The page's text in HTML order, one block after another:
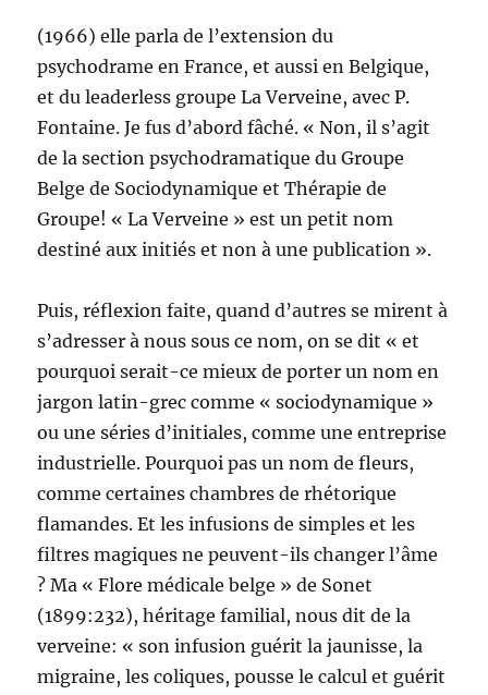
(1966) elle parla de l’extension du
psychodrame en France, et aussi en Belgique,
et du leaderless groupe La Verveine, avec P.
Fontaine. Je fus d’abord fâché. « Non, il s’agit
de la section psychodramatique du Groupe
Belge de Sociodynamique et Thérapie de
Groupe! « La Verveine » est un petit nom
destiné aux initiés et non à une publication ».
Puis, réflexion faite, quand d’autres se mirent à
s’adresser à nous sous ce nom, on se dit « et
pourquoi serait-ce mieux de porter un nom en
jargon latin-grec comme « sociodynamique »
ou une séries d’initiales, comme une entreprise
industrielle. Pourquoi pas un nom de fleurs,
comme certaines chambres de rhétorique
flamandes. Et les infusions de simples et les
filtres magiques ne peuvent-ils changer l’âme
? Ma « Flore médicale belge » de Sonet
(1899:232), héritage familial, nous dit de la
verveine: « son infusion guérit la jaunisse, la
migraine, les coliques, pousse le calcul et guérit